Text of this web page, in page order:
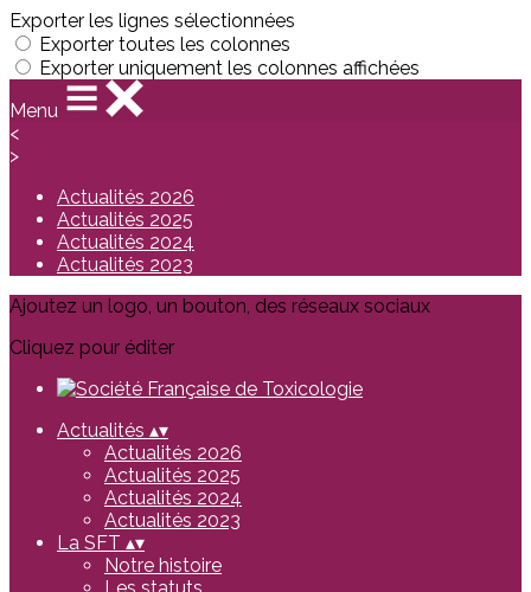
Exporter les lignes sélectionnées
Exporter toutes les colonnes
Exporter uniquement les colonnes affichées
Menu
<
>
Actualités 2026
Actualités 2025
Actualités 2024
Actualités 2023
Ajoutez un logo, un bouton, des réseaux sociaux
Cliquez pour éditer
Actualités ▴▾
Actualités 2026
Actualités 2025
Actualités 2024
Actualités 2023
La SFT ▴▾
Notre histoire